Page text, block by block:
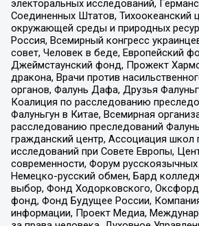
электоральных исследований,
Соединенных Штатов, Тихоокеанский
окружающей среды и природных
Россия, Всемирный конгресс
совет, Человек в беде, Европейский
Джеймстаунский фонд, Прожект
дракона, Врачи против
органов, Фалунь Дафа, Друзья
Коалиция по расследованию
Фалуньгун в Китае, Всемирная
расследованию преследований
гражданский центр, Ассоциация школ
исследований при Совете Европы,
современности, Форум русскоязычных
Немецко-русский обмен, Бард
выбор, Фонд Ходорковского,
фонд, Фонд Будущее России,
информации, Проект Медиа,